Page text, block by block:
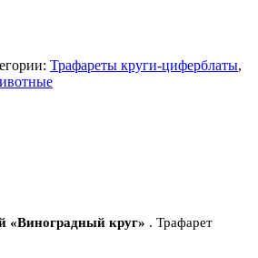
Трафареты круги-циферблаты,
«Виноградный круг» . Трафарет